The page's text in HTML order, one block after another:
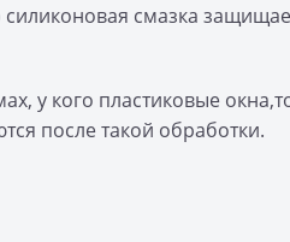
смазка
у кого пластиковые
после такой обработки.